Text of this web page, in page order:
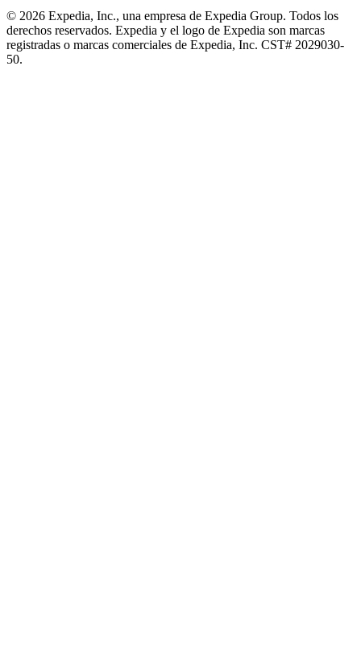
© 2026 Expedia, Inc., una empresa de Expedia Group. Todos los
derechos reservados. Expedia y el logo de Expedia son marcas
registradas o marcas comerciales de Expedia, Inc. CST# 2029030-
50.